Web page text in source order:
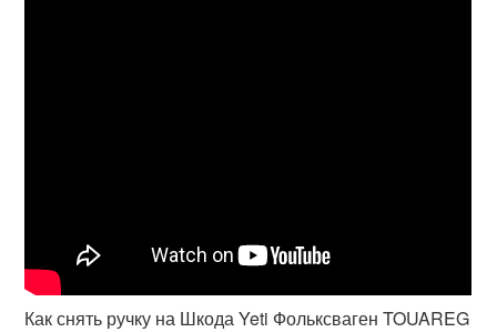
Как снять ручку на Шкода Yeti Фольксваген TOUAREG